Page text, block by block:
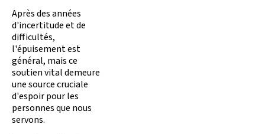
Après des années
d'incertitude et de
difficultés,
l'épuisement est
général, mais ce
soutien vital demeure
une source cruciale
d'espoir pour les
personnes que nous
servons.